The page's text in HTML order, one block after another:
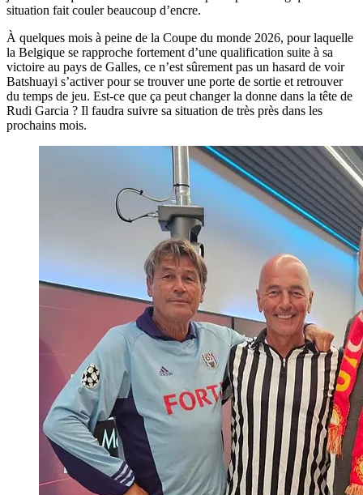
situation fait couler beaucoup d’encre.
À quelques mois à peine de la Coupe du monde 2026, pour laquelle
la Belgique se rapproche fortement d’une qualification suite à sa
victoire au pays de Galles, ce n’est sûrement pas un hasard de voir
Batshuayi s’activer pour se trouver une porte de sortie et retrouver
du temps de jeu. Est-ce que ça peut changer la donne dans la tête de
Rudi Garcia ? Il faudra suivre sa situation de très près dans les
prochains mois.